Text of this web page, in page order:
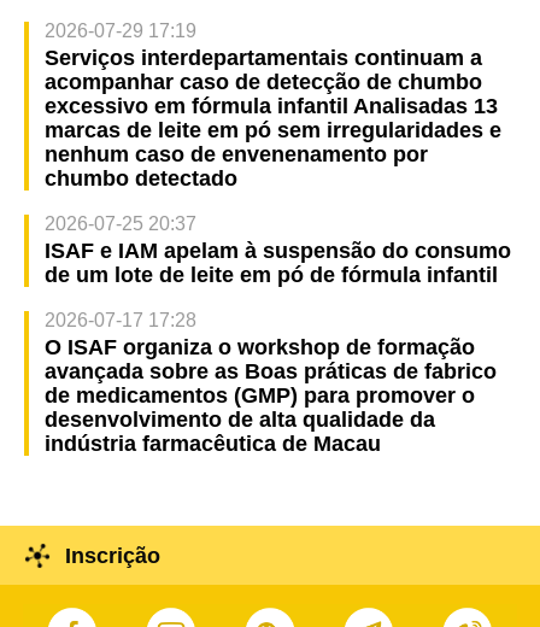
2026-07-29 17:19
Serviços interdepartamentais continuam a
acompanhar caso de detecção de chumbo
excessivo em fórmula infantil Analisadas 13
marcas de leite em pó sem irregularidades e
nenhum caso de envenenamento por
chumbo detectado
2026-07-25 20:37
ISAF e IAM apelam à suspensão do consumo
de um lote de leite em pó de fórmula infantil
2026-07-17 17:28
O ISAF organiza o workshop de formação
avançada sobre as Boas práticas de fabrico
de medicamentos (GMP) para promover o
desenvolvimento de alta qualidade da
indústria farmacêutica de Macau
Inscrição